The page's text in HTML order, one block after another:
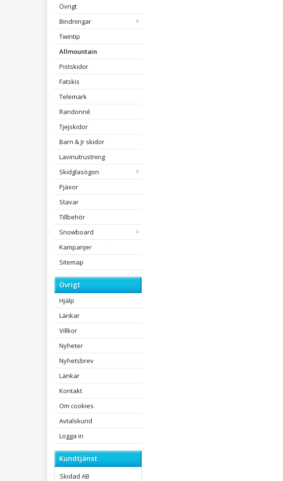
Övrigt
Bindningar
Twintip
Allmountain
Pistskidor
Fatskis
Telemark
Randonné
Tjejskidor
Barn & Jr skidor
Lavinutrustning
Skidglasögon
Pjäxor
Stavar
Tillbehör
Snowboard
Kampanjer
Sitemap
Övrigt
Hjälp
Länkar
Villkor
Nyheter
Nyhetsbrev
Länkar
Kontakt
Om cookies
Avtalskund
Logga in
Kundtjänst
Skidad AB